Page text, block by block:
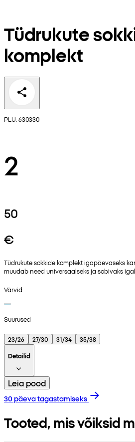
Tüdrukute
komplekt
PLU: 630330
2
50
€
Tüdrukute sokkide komplekt igapäevaseks
muudab need universaalseks ja sobivaks
Värvid
Suurused
23/26 27/30 31/34
35/38
Detailid
Leia pood
30 päeva tagastamiseks
Tooted, mis võiksid